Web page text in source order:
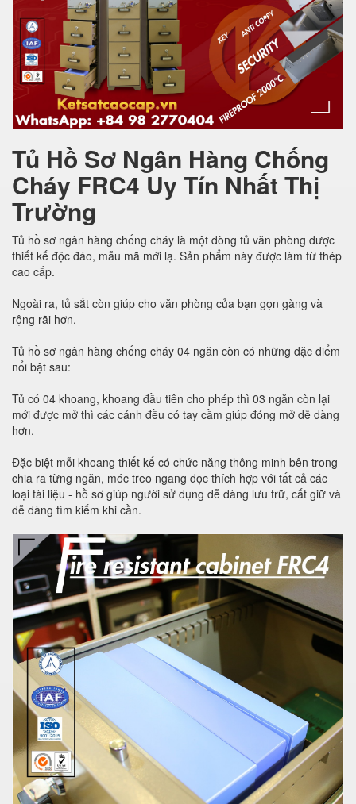
Tủ Hồ Sơ Ngân Hàng Chống
Cháy FRC4 Uy Tín Nhất Thị
Trường
Tủ hồ sơ ngân hàng chống cháy là một dòng tủ văn phòng được
thiết kế độc đáo, mẫu mã mới lạ. Sản phẩm này được làm từ thép
cao cấp.
Ngoài ra, tủ sắt còn giúp cho văn phòng của bạn gọn gàng và
rộng rãi hơn.
Tủ hồ sơ ngân hàng chống cháy 04 ngăn còn có những đặc điểm
nổi bật sau:
Tủ có 04 khoang, khoang đầu tiên cho phép thì 03 ngăn còn lại
mới được mở thì các cánh đều có tay cầm giúp đóng mở dễ dàng
hơn.
Đặc biệt mỗi khoang thiết kế có chức năng thông minh bên trong
chia ra từng ngăn, móc treo ngang dọc thích hợp với tất cả các
loại tài liệu - hồ sơ giúp người sử dụng dễ dàng lưu trữ, cất giữ và
dễ dàng tìm kiếm khi cần.